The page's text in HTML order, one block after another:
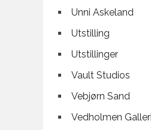
Unni Askeland
Utstilling
Utstillinger
Vault Studios
Vebjørn Sand
Vedholmen Galleri